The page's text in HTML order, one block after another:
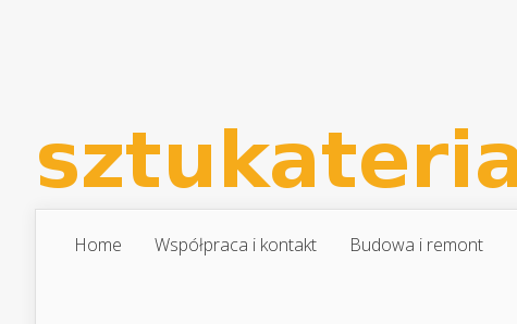
Home Współpraca i kontakt Budowa i remont